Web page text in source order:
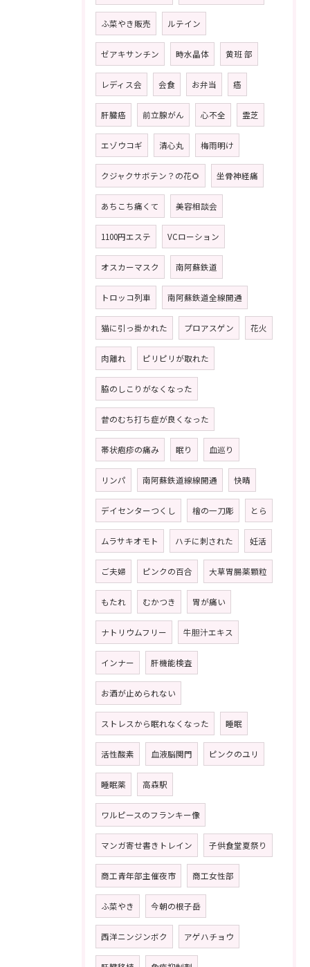
ふ菜やき販売 ルテイン
ゼアキサンチン 時水晶体 黄班 部
レディス会 会食 お弁当 癌
肝臓癌 前立腺がん 心不全 霊芝
エゾウコギ 清心丸 梅雨明け
クジャクサボテン？の花🌻 坐骨神経痛
あちこち痛くて 美容相談会
1100円エステ VCローション
オスカーマスク 南阿蘇鉄道
トロッコ列車 南阿蘇鉄道全線開通
猫に引っ掛かれた プロアスゲン 花火
肉離れ ピリピリが取れた
脇のしこりがなくなった
昔のむち打ち症が良くなった
帯状疱疹の痛み 眠り 血巡り
リンパ 南阿蘇鉄道線線開通 快晴
デイセンターつくし 檜の一刀彫 とら
ムラサキオモト ハチに刺された 妊活
ご夫婦 ピンクの百合 大草胃腸薬顆粒
もたれ むかつき 胃が痛い
ナトリウムフリー 牛胆汁エキス
インナー 肝機能検査
お酒が止められない
ストレスから眠れなくなった 睡眠
活性酸素 血液脳関門 ピンクのユリ
睡眠薬 高森駅
ワルピースのフランキー像
マンガ寄せ書きトレイン 子供食堂夏祭り
商工青年部主催夜市 商工女性部
ふ菜やき 今朝の根子岳
西洋ニンジンボク アゲハチョウ